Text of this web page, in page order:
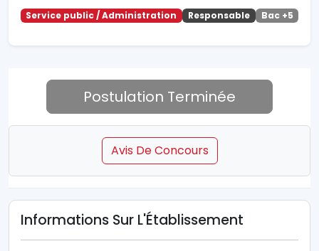
Service public / Administration Responsable Bac +5
Postulation Terminée
Avis De Concours
Informations Sur L'Établissement